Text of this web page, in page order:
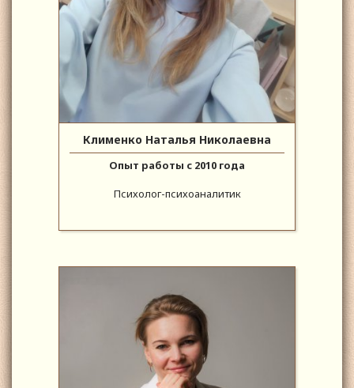
Клименко Наталья Николаевна
Опыт работы с 2010 года
Психолог-психоаналитик